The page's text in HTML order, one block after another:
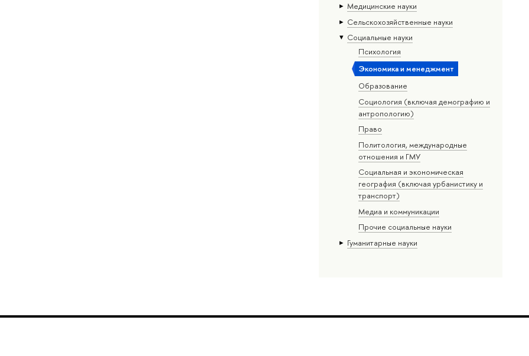
Медицинские науки
Сельскохозяйственные науки
Социальные науки
Психология
Экономика и менеджмент
Образование
Социология (включая демографию и
антропологию)
Право
Политология, международные
отношения и ГМУ
Социальная и экономическая
география (включая урбанистику и
транспорт)
Медиа и коммуникации
Прочие социальные науки
Гуманитарные науки